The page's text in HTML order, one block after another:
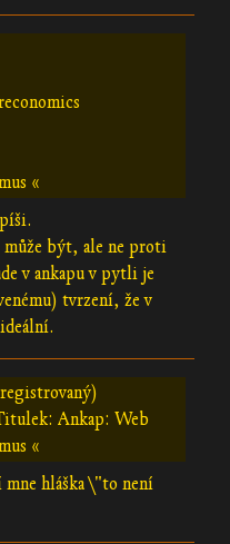
«
může být, ale ne proti
v ankapu v pytli je
tvrzení, že v
Ankap: Web
«
hláška \"to není